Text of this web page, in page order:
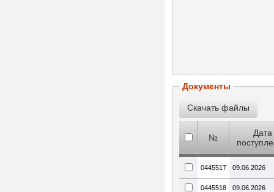
Документы
№
Дата
0445517 09.06.2026
0445518 09.06.2026